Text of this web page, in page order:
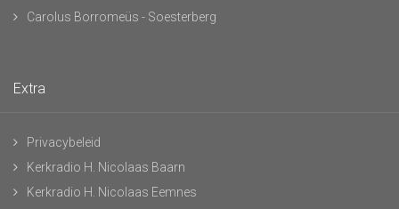
Carolus Borromeüs - Soesterberg
Extra
Privacybeleid
Kerkradio H. Nicolaas Baarn
Kerkradio H. Nicolaas Eemnes